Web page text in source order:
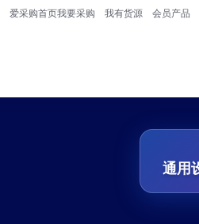
爱采购首页我要采购 我有货源 会员产品
通用